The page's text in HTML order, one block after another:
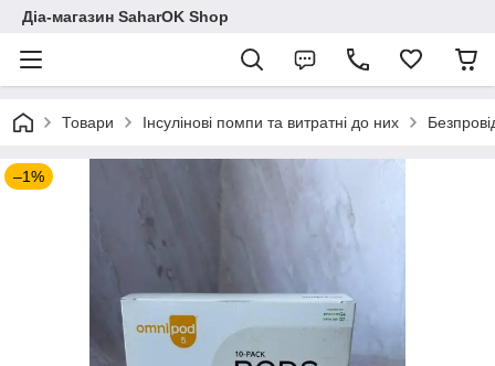
Діа-магазин SaharOK Shop
Товари Інсулінові помпи та витратні до них
–1%